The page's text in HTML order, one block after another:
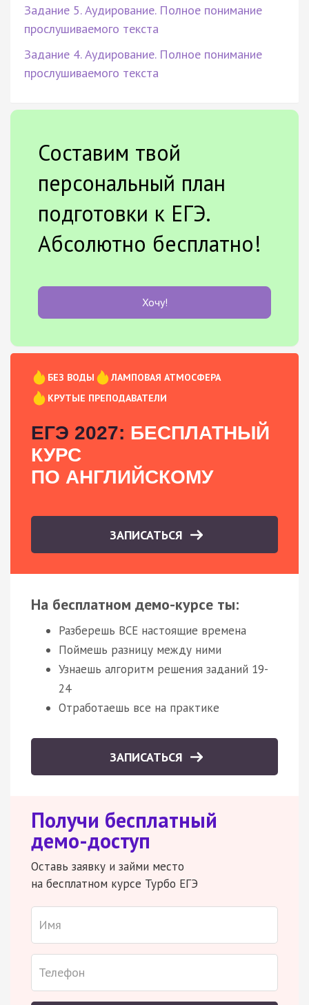
Задание 5. Аудирование. Полное понимание
прослушиваемого текста
Задание 4. Аудирование. Полное понимание
прослушиваемого текста
Составим твой
персональный план
подготовки к ЕГЭ.
Абсолютно бесплатно!
Хочу!
БЕЗ ВОДЫ
ЛАМПОВАЯ АТМОСФЕРА
КРУТЫЕ ПРЕПОДАВАТЕЛИ
ЕГЭ 2027: БЕСПЛАТНЫЙ
КУРС
ПО АНГЛИЙСКОМУ
ЗАПИСАТЬСЯ
На бесплатном демо-курсе ты:
Разберешь ВСЕ настоящие времена
Поймешь разницу между ними
Узнаешь алгоритм решения заданий 19-
24
Отработаешь все на практике
ЗАПИСАТЬСЯ
Получи бесплатный
демо-доступ
Оставь заявку и займи место
на бесплатном курсе Турбо ЕГЭ